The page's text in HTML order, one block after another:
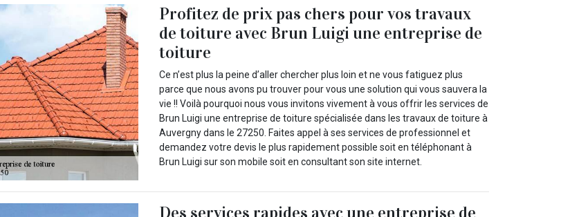
Profitez de prix pas chers pour vos travaux
de toiture avec Brun Luigi une entreprise de
toiture
Ce n’est plus la peine d’aller chercher plus loin et ne vous fatiguez plus
parce que nous avons pu trouver pour vous une solution qui vous sauvera la
vie !! Voilà pourquoi nous vous invitons vivement à vous offrir les services de
Brun Luigi une entreprise de toiture spécialisée dans les travaux de toiture à
Auvergny dans le 27250. Faites appel à ses services de professionnel et
demandez votre devis le plus rapidement possible soit en téléphonant à
Brun Luigi sur son mobile soit en consultant son site internet.
Des services rapides avec une entreprise de